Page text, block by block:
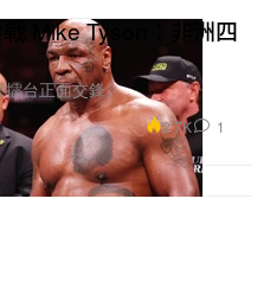
Mike Tyson：非洲四
台正面交鋒。
2.7K 1